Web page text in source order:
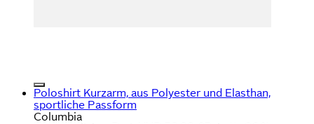
Poloshirt Kurzarm, aus Polyester und Elasthan,
sportliche Passform
Columbia